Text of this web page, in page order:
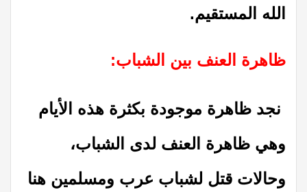
الله المستقيم.
ظاهرة العنف بين الشباب:
نجد ظاهرة موجودة بكثرة هذه الأيام
وهي ظاهرة العنف لدى الشباب،
وحالات قتل لشباب عرب ومسلمين هنا